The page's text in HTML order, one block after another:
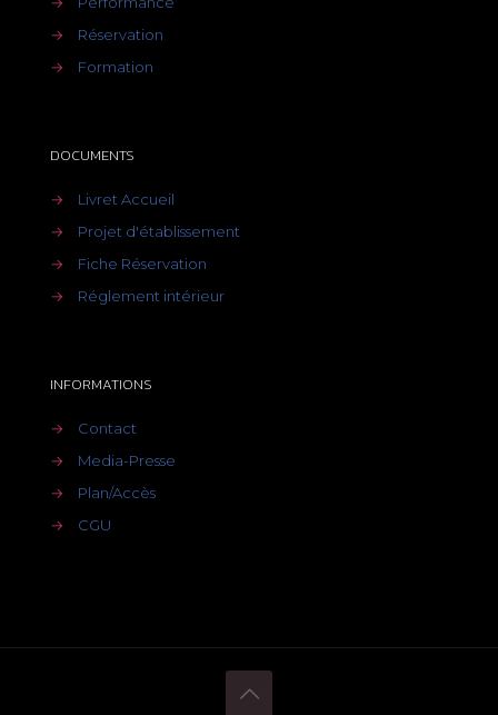
→
Réservation
→
Formation
DOCUMENTS
→
Livret Accueil
→
Projet d'établissement
→
Fiche Réservation
→
Réglement intérieur
INFORMATIONS
→
Contact
→
Media-Presse
→
Plan/Accès
→
CGU